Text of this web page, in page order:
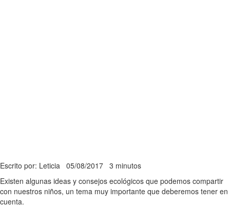
Escrito por: Leticia 05/08/2017 3 minutos
Existen algunas ideas y consejos ecológicos que podemos compartir
con nuestros niños, un tema muy importante que deberemos tener en
cuenta.